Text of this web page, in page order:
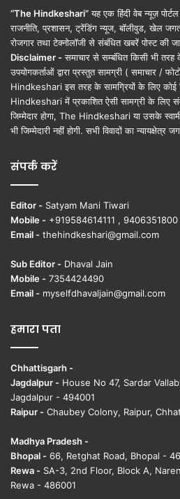
“The Hindkeshari”यह एक हिंदी वेब न्यूज़
राजनीति, प्रशासन, ट्रेंडिंग न्यूज, बॉलीवुड, खेल
रोजगार तथा टेक्नोलॉजी से संबंधित खबरें पोस्ट की
Disclaimer - समाचार से सम्बंधित किसी भी
उपयोगकर्ताओं द्वारा प्रस्तुत सामग्री ( समाचार /
Hindkeshari इस तरह के सामग्रियों के लिए कोई
Hindkeshari में प्रकाशित ऐसी सामग्री के लिए
जिम्मेदार होगा, The Hindkeshari या उसके
भी जिम्मेदारी नहीं होगी. सभी विवादों का न्यायक्षेत्र
संपर्क करें
Editor - Satyam Mani Tiwari
Mobile - +919584614111 , 9406351800
Email - thehindkeshari@gmail.com
Sub Editor - Dhaval Jain
Mobile - 7354424490
Email - myselfdhavaljain@gmail.com
हमारा पता
Chhattisgarh -
Jagdalpur - House No 47, Sardar
Jagdalpur - 494001
Raipur - Chaubey Colony, Raipur,
Madhya Pradesh -
Bhopal - 66, Retghat Road, Bhopal -
Rewa - SA-3, 2nd Floor, Block A,
Rewa - 486001